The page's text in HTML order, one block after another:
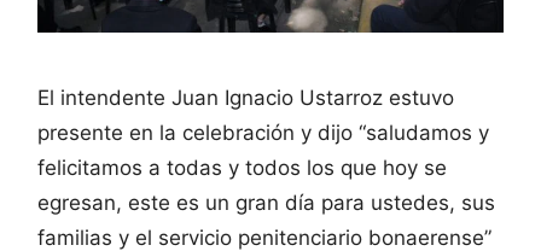
El intendente Juan Ignacio Ustarroz estuvo
presente en la celebración y dijo “saludamos y
felicitamos a todas y todos los que hoy se
egresan, este es un gran día para ustedes, sus
familias y el servicio penitenciario bonaerense”